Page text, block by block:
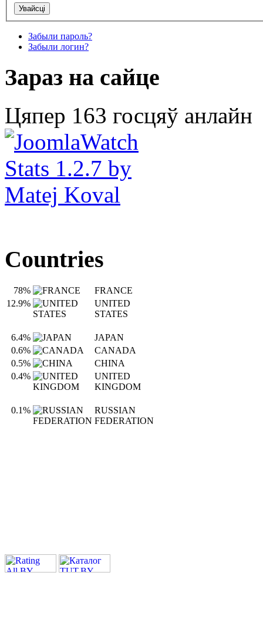
Забыли пароль?
Забыли логин?
Зараз на сайце
Цяпер 163 госцяў анлайн
Countries
78%
FRANCE
12.9%
UNITED
STATES
6.4%
JAPAN
0.6%
CANADA
0.5%
CHINA
0.4%
UNITED
KINGDOM
0.1%
RUSSIAN
FEDERATION